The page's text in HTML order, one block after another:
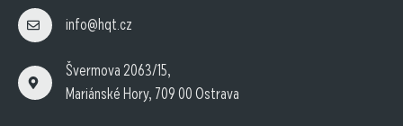
info@hqt.cz
Švermova 2063/15,
Mariánské Hory, 709 00 Ostrava